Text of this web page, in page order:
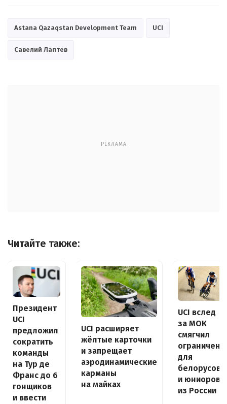
Astana Qazaqstan Development Team UCI
Савелий Лаптев
РЕКЛАМА
Читайте также:
Президент
UCI
предложил
сократить
команды
на Тур де
Франс до 6
гонщиков
и ввести
UCI расширяет
жёлтые карточки
и запрещает
аэродинамические
карманы
на майках
UCI вслед
за МОК
смягчил
для
белорусов
и юниоров
из России